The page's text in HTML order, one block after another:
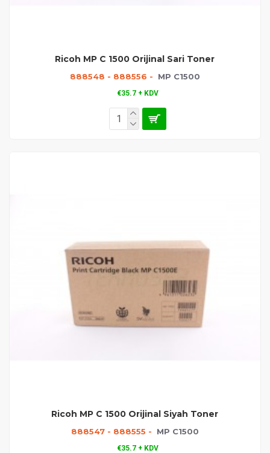
888548 - 888556 - MP C1500
Ricoh MP C 1500 Orijinal Sari Toner
€35.7 + KDV
888547 - 888555 - MP C1500
Ricoh MP C 1500 Orijinal Siyah Toner
€35.7 + KDV